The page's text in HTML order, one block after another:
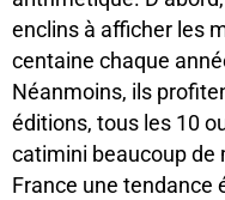
enclins à afficher les
centaine chaque
Néanmoins, ils
éditions, tous les 10
catimini beaucoup de
France une tendance